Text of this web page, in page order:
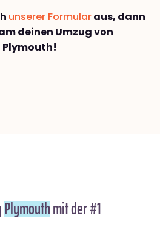
unserer Formularaus, dann
deinen Umzug von
Plymouth!
Plymouthmit der #1